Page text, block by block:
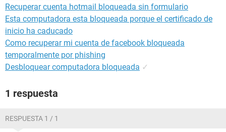
Recuperar cuenta hotmail bloqueada sin formulario
Esta computadora esta bloqueada porque el certificado de
inicio ha caducado
Como recuperar mi cuenta de facebook bloqueada
temporalmente por phishing
Desbloquear computadora bloqueada ✓
1 respuesta
RESPUESTA 1 / 1